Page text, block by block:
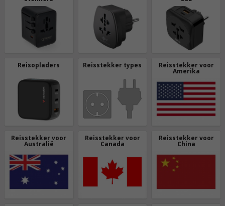
Reisopladers Reisstekker types Reisstekker voor
Amerika
Reisstekker voor
Australië
Reisstekker voor
Canada
Reisstekker voor
China